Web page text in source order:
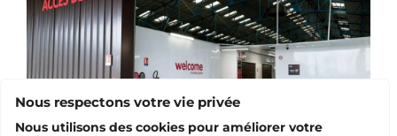
Nous respectons votre vie privée
Nous utilisons des cookies pour améliorer votre